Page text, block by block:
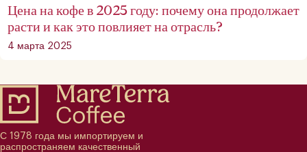
Цена на кофе в 2025 году: почему она продолжает
расти и как это повлияет на отрасль?
4 марта 2025
С 1978 года мы импортируем и
распространяем качественный